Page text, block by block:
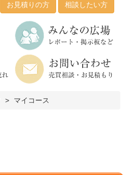
お見積りの方 相談したい方
マイコース